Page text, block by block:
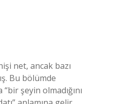
net, ancak bazı
Bu bölümde
şeyin olmadığını